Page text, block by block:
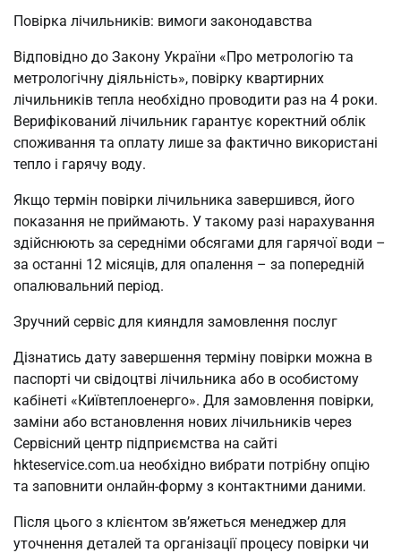
Повірка лічильників: вимоги законодавства
Відповідно до Закону України «Про метрологію та
метрологічну діяльність», повірку квартирних
лічильників тепла необхідно проводити раз на 4 роки.
Верифікований лічильник гарантує коректний облік
споживання та оплату лише за фактично використані
тепло і гарячу воду.
Якщо термін повірки лічильника завершився, його
показання не приймають. У такому разі нарахування
здійснюють за середніми обсягами для гарячої води –
за останні 12 місяців, для опалення – за попередній
опалювальний період.
Зручний сервіс для кияндля замовлення послуг
Дізнатись дату завершення терміну повірки можна в
паспорті чи свідоцтві лічильника або в особистому
кабінеті «Київтеплоенерго». Для замовлення повірки,
заміни або встановлення нових лічильників через
Сервісний центр підприємства на сайті
hkteservice.com.ua необхідно вибрати потрібну опцію
та заповнити онлайн-форму з контактними даними.
Після цього з клієнтом зв’яжеться менеджер для
уточнення деталей та організації процесу повірки чи